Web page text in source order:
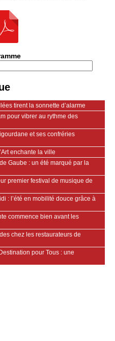
tirent la sonnette d’alarme
pour vibrer au rythme des
et ses confréries
enchante la ville
Gaube : un été marqué par la
premier festival de musique de
: l’été en mobilité douce grâce à
commence bien avant les
chez les restaurateurs de
pour Tous : une